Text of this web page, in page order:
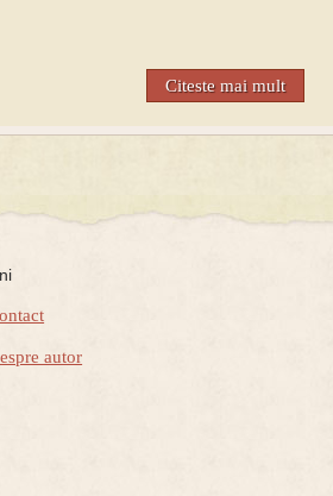
Citeste mai mult
autor